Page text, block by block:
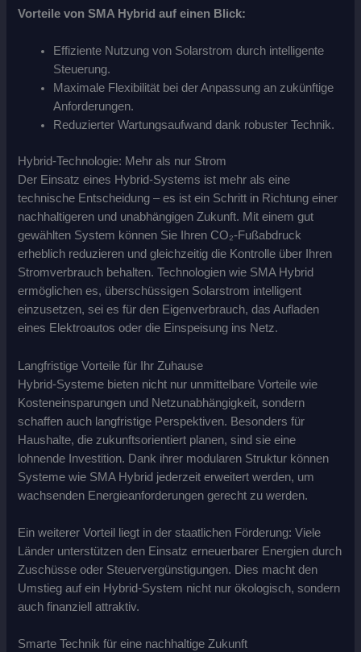
Vorteile von SMA Hybrid auf einen Blick:
Effiziente Nutzung von Solarstrom durch intelligente
Steuerung.
Maximale Flexibilität bei der Anpassung an zukünftige
Anforderungen.
Reduzierter Wartungsaufwand dank robuster Technik.
Hybrid-Technologie: Mehr als nur Strom
Der Einsatz eines Hybrid-Systems ist mehr als eine
technische Entscheidung – es ist ein Schritt in Richtung einer
nachhaltigeren und unabhängigen Zukunft. Mit einem gut
gewählten System können Sie Ihren CO₂-Fußabdruck
erheblich reduzieren und gleichzeitig die Kontrolle über Ihren
Stromverbrauch behalten. Technologien wie SMA Hybrid
ermöglichen es, überschüssigen Solarstrom intelligent
einzusetzen, sei es für den Eigenverbrauch, das Aufladen
eines Elektroautos oder die Einspeisung ins Netz.
Langfristige Vorteile für Ihr Zuhause
Hybrid-Systeme bieten nicht nur unmittelbare Vorteile wie
Kosteneinsparungen und Netzunabhängigkeit, sondern
schaffen auch langfristige Perspektiven. Besonders für
Haushalte, die zukunftsorientiert planen, sind sie eine
lohnende Investition. Dank ihrer modularen Struktur können
Systeme wie SMA Hybrid jederzeit erweitert werden, um
wachsenden Energieanforderungen gerecht zu werden.
Ein weiterer Vorteil liegt in der staatlichen Förderung: Viele
Länder unterstützen den Einsatz erneuerbarer Energien durch
Zuschüsse oder Steuervergünstigungen. Dies macht den
Umstieg auf ein Hybrid-System nicht nur ökologisch, sondern
auch finanziell attraktiv.
Smarte Technik für eine nachhaltige Zukunft